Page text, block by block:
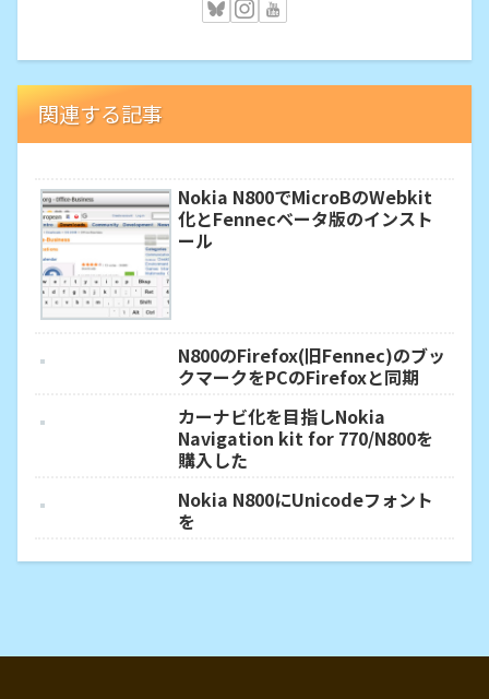
関連する記事
Nokia N800でMicroBのWebkit
化とFennecベータ版のインスト
ール
N800のFirefox(旧Fennec)のブッ
クマークをPCのFirefoxと同期
カーナビ化を目指しNokia
Navigation kit for 770/N800を
購入した
Nokia N800にUnicodeフォント
を